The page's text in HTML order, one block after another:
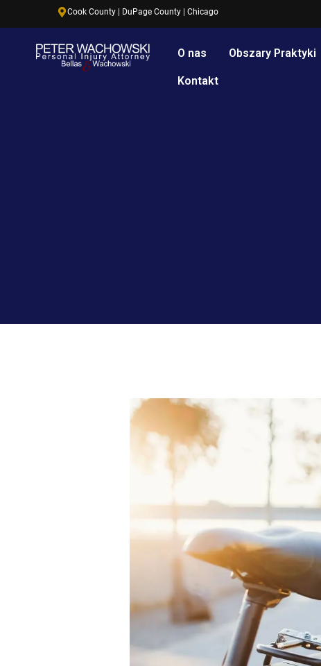
do
Cook County | DuPage County | Chicago
O nas Obszary Praktyki
Kontakt